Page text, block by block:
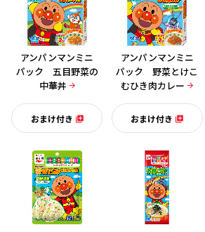
アンパンマンミニ
パック 五目野菜の
中華丼
おまけ付き
アンパンマンミニ
パック 野菜とけこ
むひき肉カレー
おまけ付き